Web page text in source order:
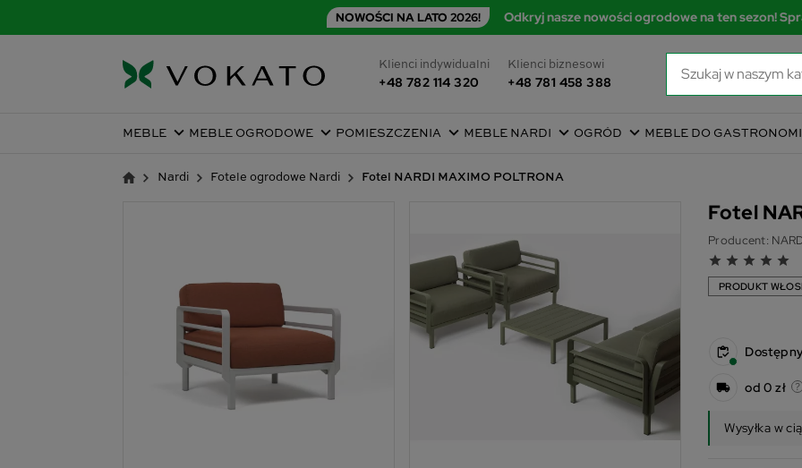
NOWOŚCI NA LATO 2026! Odkryj nasze nowości ogrodowe na ten sezon!
Klienci indywidualni
+48 782 114 320
Klienci biznesowi
+48 781 458 388
MEBLE MEBLE OGRODOWE POMIESZCZENIA MEBLE NARDI OGRÓD MEBLE DO GASTRONOMII
Nardi Fotele ogrodowe Nardi Fotel NARDI MAXIMO POLTRONA
Fotel
Producent:
grade grade grade grade grade
PRODUKT
od 0 zł
Wysyłka w